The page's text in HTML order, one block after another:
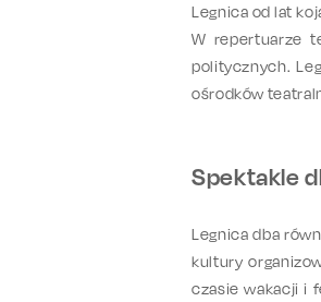
Legnica od lat
W repertuarze
politycznych.
ośrodków
Spektakle
Legnica dba
kultury
czasie wakacji i